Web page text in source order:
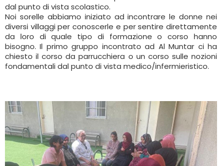
dal punto di vista scolastico.
Noi sorelle abbiamo iniziato ad incontrare le donne nei
diversi villaggi per conoscerle e per sentire direttamente
da loro di quale tipo di formazione o corso hanno
bisogno. Il primo gruppo incontrato ad Al Muntar ci ha
chiesto il corso da parrucchiera o un corso sulle nozioni
fondamentali dal punto di vista medico/infermieristico.